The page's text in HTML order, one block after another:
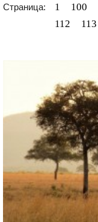
Страница: 1 100
112
113